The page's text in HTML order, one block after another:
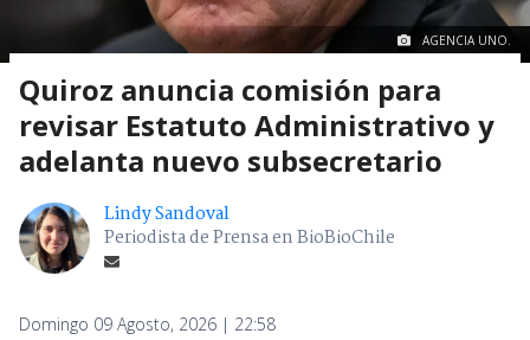
AGENCIA UNO.
Quiroz anuncia comisión para
revisar Estatuto Administrativo y
adelanta nuevo subsecretario
Lindy Sandoval
Periodista de Prensa en BioBioChile
Domingo 09 Agosto, 2026 | 22:58